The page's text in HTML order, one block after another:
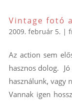
Vintage fotó
2009. február 5. |
Az action sem
hasznos dolog.
használunk, vagy
Vannak igen